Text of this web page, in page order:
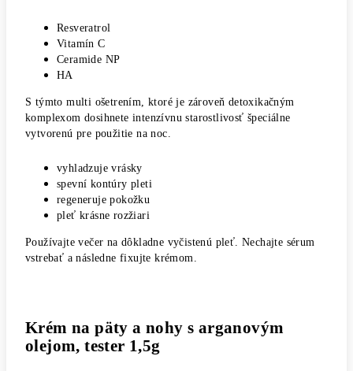
Resveratrol
Vitamín C
Ceramide NP
HA
S týmto multi ošetrením, ktoré je zároveň detoxikačným
komplexom dosihnete intenzívnu starostlivosť špeciálne
vytvorenú pre použitie na noc.
vyhladzuje vrásky
spevní kontúry pleti
regeneruje pokožku
pleť krásne rozžiari
Používajte večer na dôkladne vyčistenú pleť. Nechajte sérum
vstrebať a následne fixujte krémom.
Krém na päty a nohy s arganovým
olejom, tester 1,5g